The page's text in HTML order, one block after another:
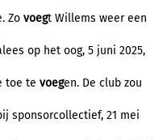
Zo voegt Willems weer een
op het oog, 5 juni 2025,
toe te voegen. De club zou
sponsorcollectief, 21 mei